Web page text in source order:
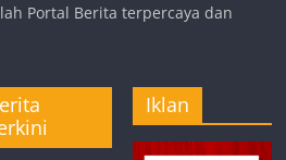
Portal Berita terpercaya dan
Iklan